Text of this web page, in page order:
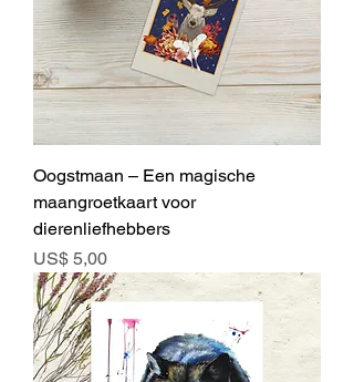
Oogstmaan – Een magische
maangroetkaart voor
dierenliefhebbers
Prijs
US$ 5,00